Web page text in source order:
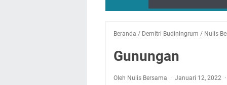
Beranda / Demitri Budiningrum / Nulis
Gunungan
Oleh Nulis Bersama Januari 12, 2022